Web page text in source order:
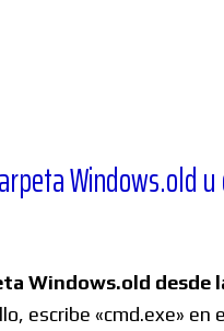
Windows.old
Windows.old desde
escribe «cmd.exe»